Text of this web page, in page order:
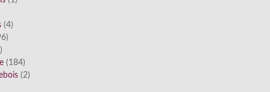
(4)
(184)
(2)